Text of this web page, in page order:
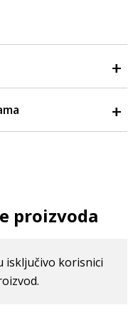
proizvoda
isključivo korisnici